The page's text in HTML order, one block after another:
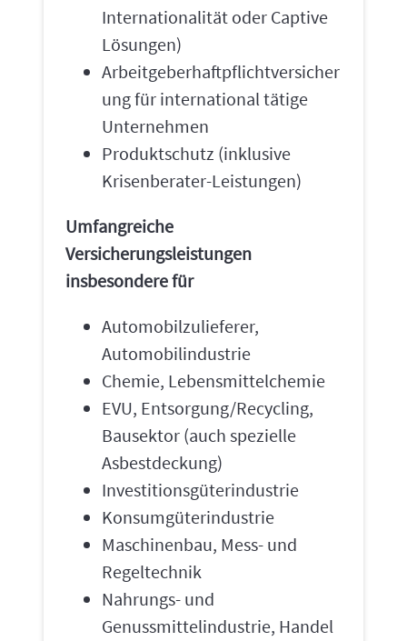
Internationalität oder Captive
Lösungen)
Arbeitgeberhaftpflichtversicher
ung für international tätige
Unternehmen
Produktschutz (inklusive
Krisenberater-Leistungen)
Umfangreiche
Versicherungsleistungen
insbesondere für
Automobilzulieferer,
Automobilindustrie
Chemie, Lebensmittelchemie
EVU, Entsorgung/Recycling,
Bausektor (auch spezielle
Asbestdeckung)
Investitionsgüterindustrie
Konsumgüterindustrie
Maschinenbau, Mess- und
Regeltechnik
Nahrungs- und
Genussmittelindustrie, Handel